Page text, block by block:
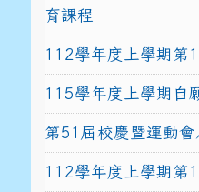
育課程
112學年度上學期
115學年度上學期自
第51屆校慶暨運動
112學年度上學期第